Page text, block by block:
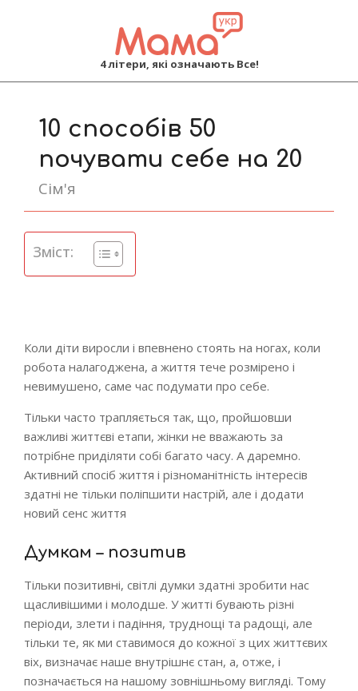
4 літери, які означають Все!
10 способів 50
почувати себе на 20
Сім'я
Зміст:
Коли діти виросли і впевнено стоять на ногах, коли
робота налагоджена, а життя тече розмірено і
невимушено, саме час подумати про себе.
Тільки часто трапляється так, що, пройшовши
важливі життєві етапи, жінки не вважають за
потрібне приділяти собі багато часу. А даремно.
Активний спосіб життя і різноманітність інтересів
здатні не тільки поліпшити настрій, але і додати
новий сенс життя
Думкам – позитив
Тільки позитивні, світлі думки здатні зробити нас
щасливішими і молодше. У житті бувають різні
періоди, злети і падіння, труднощі та радощі, але
тільки те, як ми ставимося до кожної з цих життєвих
віх, визначає наше внутрішнє стан, а, отже, і
позначається на нашому зовнішньому вигляді. Тому